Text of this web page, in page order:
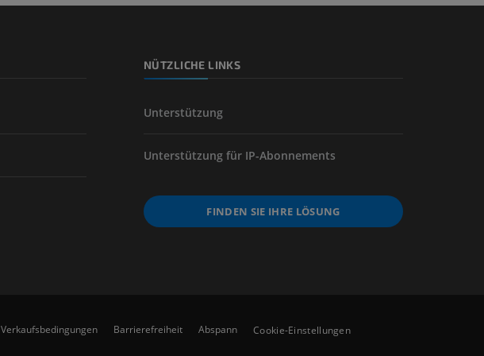
CT
Arteriografie der unterenNÜTZLICHE LINKS
Unterstützung
Unterstützung für IP-Abonnements
FINDEN SIE IHRE LÖSUNG
Verkaufsbedingungen Barrierefreiheit Abspann Cookie-Einstellungen